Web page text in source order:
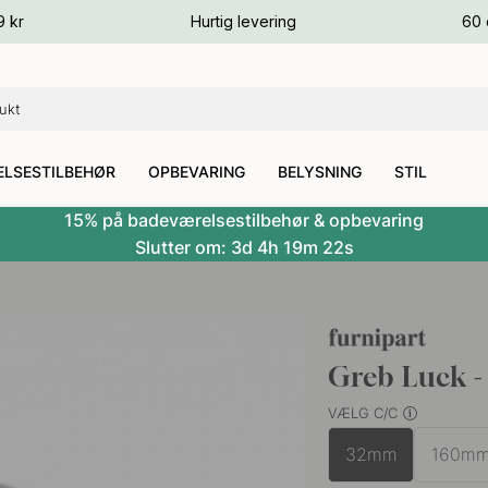
kr Hurtig levering 60
OPBEVARING BELYSNING STIL
15% på badeværelsestilbehør & opbevaring
Slutter om: 3d 4h 19m 21s
Greb Luck
VÆLG C/C
32mm 160mm